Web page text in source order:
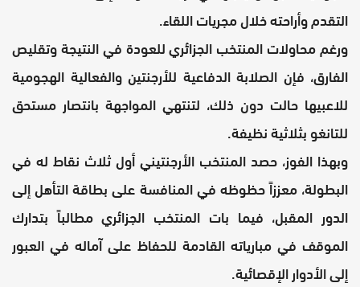
التقدم وأراحته خلال مجريات اللقاء.
ورغم محاولات المنتخب الجزائري للعودة في النتيجة وتقليص
الفارق، فإن الصلابة الدفاعية للأرجنتين والفعالية الهجومية
للاعبيها حالت دون ذلك، لتنتهي المواجهة بانتصار مستحق
للتانغو بثلاثية نظيفة.
وبهذا الفوز، حصد المنتخب الأرجنتيني أول ثلاث نقاط له في
البطولة، معززاً حظوظه في المنافسة على بطاقة التأهل إلى
الدور المقبل، فيما بات المنتخب الجزائري مطالباً بتدارك
الموقف في مبارياته القادمة للحفاظ على آماله في العبور
إلى الأدوار الإقصائية.